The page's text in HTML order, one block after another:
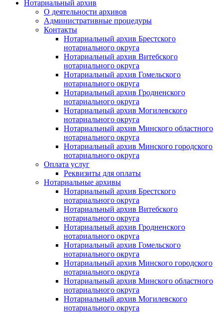
Нотариальный архив
О деятельности архивов
Административные процедуры
Контакты
Нотариальный архив Брестского
нотариального округа
Нотариальный архив Витебского
нотариального округа
Нотариальный архив Гомельского
нотариального округа
Нотариальный архив Гродненского
нотариального округа
Нотариальный архив Могилевского
нотариального округа
Нотариальный архив Минского областного
нотариального округа
Нотариальный архив Минского городского
нотариального округа
Оплата услуг
Реквизиты для оплаты
Нотариальные архивы
Нотариальный архив Брестского
нотариального округа
Нотариальный архив Витебского
нотариального округа
Нотариальный архив Гродненского
нотариального округа
Нотариальный архив Гомельского
нотариального округа
Нотариальный архив Минского городского
нотариального округа
Нотариальный архив Минского областного
нотариального округа
Нотариальный архив Могилевского
нотариального округа